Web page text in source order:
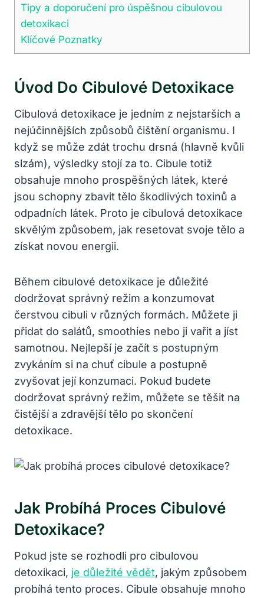
Tipy‌ a doporučení pro úspěšnou cibulovou
detoxikaci
Klíčové‌ Poznatky
Úvod Do​ Cibulové Detoxikace
Cibulová detoxikace‍ je jedním z nejstarších⁣ a
nejúčinnějších způsobů‌ čištění⁣ organismu. I
když⁣ se‍ může zdát trochu drsná (hlavně kvůli
slzám), výsledky stojí za to. Cibule totiž
obsahuje mnoho prospěšných⁢ látek, které
jsou schopny zbavit tělo škodlivých ‌toxinů‌ a
odpadních látek. Proto je ⁣cibulová detoxikace
skvělým způsobem, jak​ resetovat svoje tělo ⁢a
získat novou energii.
Během cibulové detoxikace je důležité
dodržovat správný režim ‌a konzumovat
čerstvou cibuli ⁤v různých formách. Můžete ​ji
přidat do salátů, smoothies nebo ji vařit a ⁤jíst⁤
samotnou. Nejlepší je začít⁤ s postupným
zvykáním si na chuť cibule a postupně ​
zvyšovat její konzumaci. Pokud budete
dodržovat správný režim, můžete se ​těšit na
čistější a zdravější tělo po skončení
detoxikace.
Jak Probíhá Proces Cibulové
Detoxikace?
Pokud jste⁤ se rozhodli pro cibulovou
detoxikaci, je důležité vědět, jakým způsobem
probíhá tento proces. Cibule obsahuje mnoho